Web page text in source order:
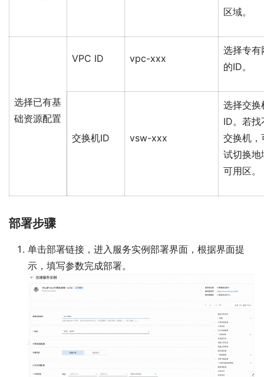
区域。
选择已有基
础资源配置
VPC ID vpc-xxx
选择专有
的ID。
交换机ID vsw-xxx
选择交换
ID。若找
交换机，
试切换地
可用区。
部署步骤
单击部署链接，进入服务实例部署界面，根据界面提
示，填写参数完成部署。